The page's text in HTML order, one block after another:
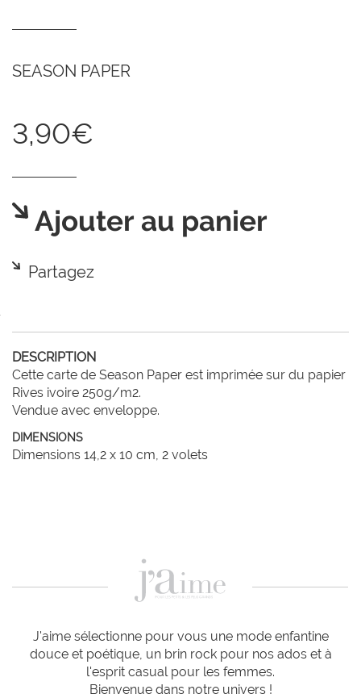
SEASON PAPER
3,90€
Ajouter au panier
Partagez
DESCRIPTION
Cette carte de Season Paper est imprimée sur du papier
Rives ivoire 250g/m2.
DIMENSIONS
Dimensions 14,2 x 10 cm, 2 volets
J'aime sélectionne pour vous une mode enfantine
douce et poétique, un brin rock pour nos ados et à
l'esprit casual pour les femmes.
Bienvenue dans notre univers !